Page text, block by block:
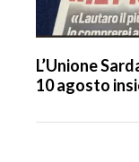
L’Unione
10 agosto